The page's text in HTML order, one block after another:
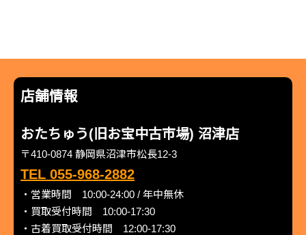
店舗情報
おたちゅう(旧お宝中古市場) 沼津店
〒410-0874 静岡県沼津市松長12-3
TEL 055-968-2882
・営業時間 10:00-24:00 / 年中無休
・買取受付時間 10:00-17:30
・古着買取受付時間 12:00-17:30